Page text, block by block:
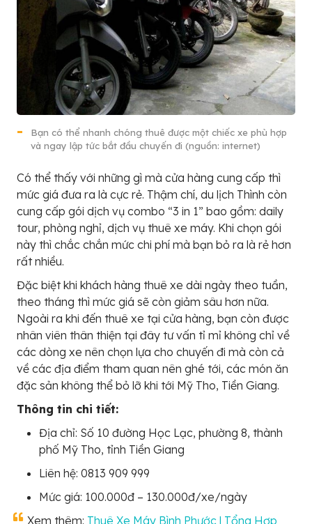
Bạn có thể nhanh chóng thuê được một chiếc xe phù hợp
và ngay lập tức bắt đầu chuyến đi (nguồn: internet)
Có thể thấy với những gì mà cửa hàng cung cấp thì
mức giá đưa ra là cực rẻ. Thậm chí, du lịch Thình còn
cung cấp gói dịch vụ combo “3 in 1” bao gồm: daily
tour, phòng nghỉ, dịch vụ thuê xe máy. Khi chọn gói
này thì chắc chắn mức chi phí mà bạn bỏ ra là rẻ hơn
rất nhiều.
Đặc biệt khi khách hàng thuê xe dài ngày theo tuần,
theo tháng thì mức giá sẽ còn giảm sâu hơn nữa.
Ngoài ra khi đến thuê xe tại cửa hàng, bạn còn được
nhân viên thân thiện tại đây tư vấn tỉ mỉ không chỉ về
các dòng xe nên chọn lựa cho chuyến đi mà còn cả
về các địa điểm tham quan nên ghé tới, các món ăn
đặc sản không thể bỏ lỡ khi tới Mỹ Tho, Tiền Giang.
Thông tin chi tiết:
Địa chỉ: Số 10 đường Học Lạc, phường 8, thành
phố Mỹ Tho, tỉnh Tiền Giang
Liên hệ: 0813 909 999
Mức giá: 100.000đ – 130.000đ/xe/ngày
Xem thêm: Thuê Xe Máy Bình Phước | Tổng Hợp